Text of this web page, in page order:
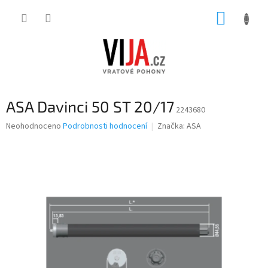
ASA Davinci 50 ST 20/17 2243680
Průměrné
Neohodnoceno Podrobnosti hodnocení Značka: ASA